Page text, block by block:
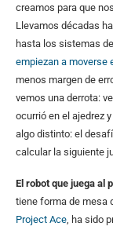
creamos para que
Llevamos décadas
hasta los sistemas
empiezan a moverse
menos margen de
vemos una derrota:
ocurrió en el ajedrez
algo distinto: el
calcular la siguiente
El robot que juega al
tiene forma de mesa
Project Ace , ha sido